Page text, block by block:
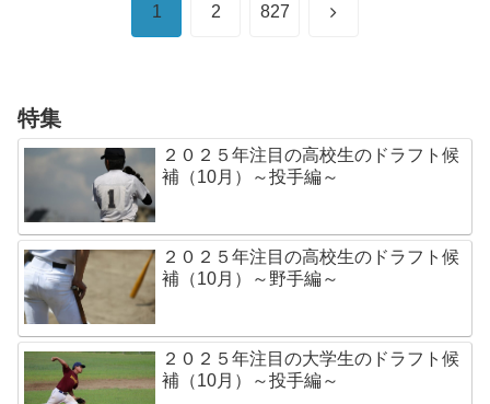
1 2 827 次
特集
２０２５年注目の高校生のドラフト候
補（10月）～投手編～
２０２５年注目の高校生のドラフト候
補（10月）～野手編～
２０２５年注目の大学生のドラフト候
補（10月）～投手編～